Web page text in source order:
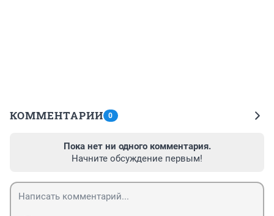
КОММЕНТАРИИ 0
Пока нет ни одного комментария.
Начните обсуждение первым!